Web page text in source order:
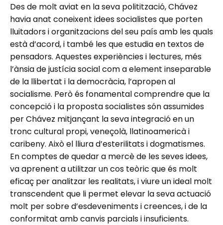
Des de molt aviat en la seva politització, Chávez
havia anat coneixent idees socialistes que porten
lluitadors i organitzacions del seu país amb les quals
està d’acord, i també les que estudia en textos de
pensadors. Aquestes experiències i lectures, més
l’ànsia de justícia social com a element inseparable
de la llibertat i la democràcia, l’apropen al
socialisme. Però és fonamental comprendre que la
concepció i la proposta socialistes són assumides
per Chávez mitjançant la seva integració en un
tronc cultural propi, veneçolà, llatinoamericà i
caribeny. Això el lliura d’esterilitats i dogmatismes.
En comptes de quedar a mercè de les seves idees,
va aprenent a utilitzar un cos teòric que és molt
eficaç per analitzar les realitats, i viure un ideal molt
transcendent que li permet elevar la seva actuació
molt per sobre d’esdeveniments i creences, i de la
conformitat amb canvis parcials i insuficients.